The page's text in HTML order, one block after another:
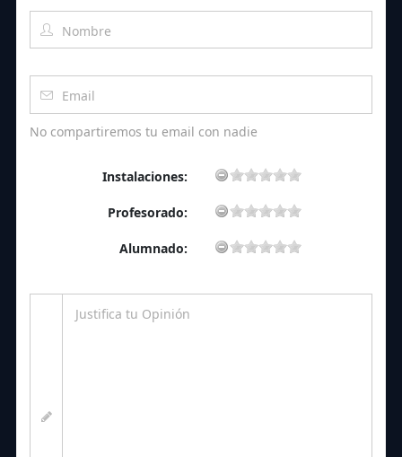
No compartiremos tu email con nadie
Instalaciones:
Profesorado:
Alumnado: